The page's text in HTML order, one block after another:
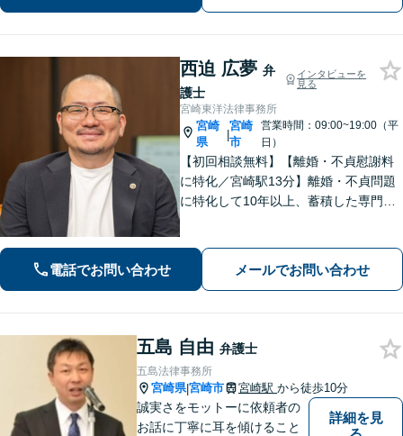
西迫 広夢 弁
護士
インタビューを
見る
宮崎東洋法律事務所
宮崎
県
|
宮崎
市
営業時間：09:00~19:00（平
日）
【初回相談無料】【離婚・不貞慰謝料
に特化／宮崎駅13分】離婚・不貞問題
に特化して10年以上、蓄積した専門知
な交渉で、あなたの新たな人生への一
歩を力強くサポートします。
電話でお問い合わせ メールでお問い合わせ
五島 自由 弁護士
五島法律事務所
宮崎県|宮崎市 宮崎駅 から徒歩10分
誠実さをモットーに依頼者の
お話に丁寧に耳を傾けること
詳細を見